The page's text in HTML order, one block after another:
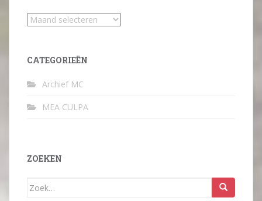
Archief
CATEGORIEËN
Archief MC
MEA CULPA
ZOEKEN
Zoek